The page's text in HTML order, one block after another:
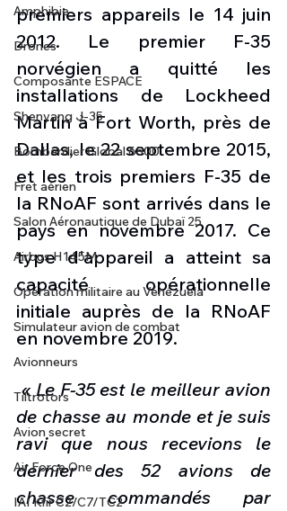
Amphibie
Drones
Composante ESPACE
Shenyang J-35
Bombardier Global 6500
Fret aérien
Salon Aéronautique de Dubaï 25
Airbus H145M
Opération militaire au Vénézuela
Simulateur avion de combat
Avionneurs
Tiltrotors
Avion secret
Air Force One
IAI Kfir C2/C7/TC2
premiers appareils le 14 juin
2012. Le premier F-35
norvégien a quitté les
installations de Lockheed
Martin à Fort Worth, près de
Dallas, le 22 septembre 2015,
et les trois premiers F-35 de
la RNoAF sont arrivés dans le
pays en novembre 2017. Ce
type d'appareil a atteint sa
capacité opérationnelle
initiale auprès de la RNoAF
en novembre 2019.
« Le F-35 est le meilleur avion
de chasse au monde et je suis
ravi que nous recevions le
dernier des 52 avions de
chasse commandés par